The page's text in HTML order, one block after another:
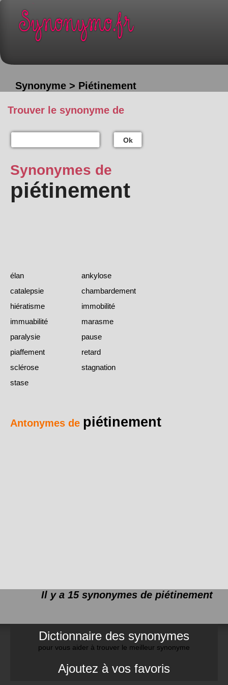
Synonyme > Piétinement
Trouver le synonyme de
Ok
Synonymes de
piétinement
élan
ankylose
catalepsie
chambardement
hiératisme
immobilité
immuabilité
marasme
paralysie
pause
piaffement
retard
sclérose
stagnation
stase
Antonymes de piétinement
Il y a 15 synonymes de piétinement
Dictionnaire des synonymes
pour vous aider à trouver le meilleur synonyme
Ajoutez à vos favoris